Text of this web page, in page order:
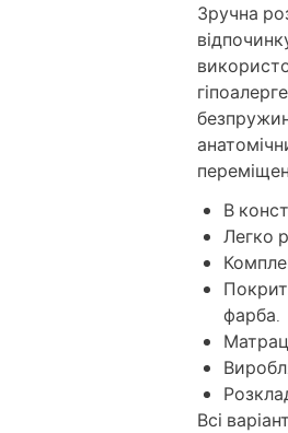
Зручна
В
Легко
фарба.
Всі